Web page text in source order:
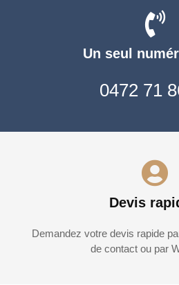
Un seul
0472 71
Devis
Demandez votre devis rapide
de contact ou par